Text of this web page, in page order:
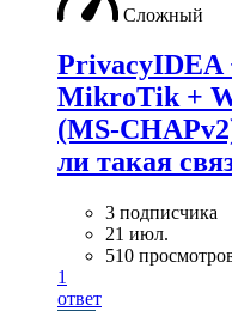
Сложный
PrivacyIDEA
MikroTik +
(MS-
ли такая
3 подписчика
21 июл.
510
1
ответ